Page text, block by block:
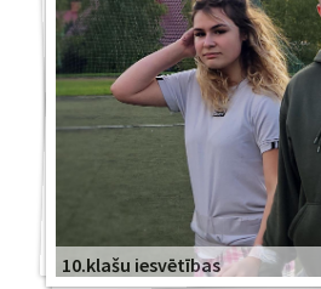
10.klašu iesvētības